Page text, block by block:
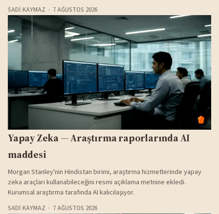
SADI KAYMAZ 7 AĞUSTOS 2026
Yapay Zeka — Araştırma raporlarında AI
maddesi
Morgan Stanley'nin Hindistan birimi, araştırma hizmetlerinde yapay
zeka araçları kullanabileceğini resmi açıklama metnine ekledi.
Kurumsal araştırma tarafında AI kalıcılaşıyor.
SADI KAYMAZ 7 AĞUSTOS 2026